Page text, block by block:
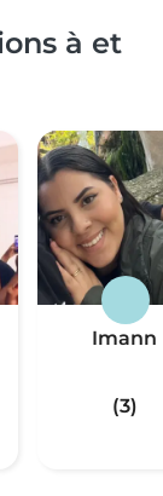
à et
Imann
(3)